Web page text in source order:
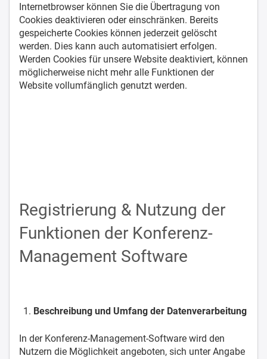
Internetbrowser können Sie die Übertragung von
Cookies deaktivieren oder einschränken. Bereits
gespeicherte Cookies können jederzeit gelöscht
werden. Dies kann auch automatisiert erfolgen.
Werden Cookies für unsere Website deaktiviert, können
möglicherweise nicht mehr alle Funktionen der
Website vollumfänglich genutzt werden.
Registrierung & Nutzung der
Funktionen der Konferenz-
Management Software
Beschreibung und Umfang der Datenverarbeitung
In der Konferenz-Management-Software wird den
Nutzern die Möglichkeit angeboten, sich unter Angabe